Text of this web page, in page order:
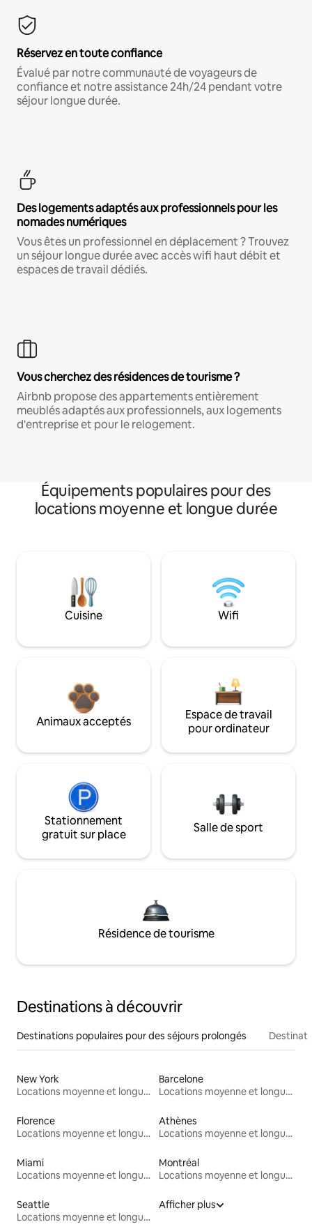
Réservez en toute confiance
Évalué par notre communauté de voyageurs de
confiance et notre assistance 24h/24 pendant votre
séjour longue durée.
Des logements adaptés aux professionnels pour les
nomades numériques
Vous êtes un professionnel en déplacement ? Trouvez
un séjour longue durée avec accès wifi haut débit et
espaces de travail dédiés.
Vous cherchez des résidences de tourisme ?
Airbnb propose des appartements entièrement
meublés adaptés aux professionnels, aux logements
d'entreprise et pour le relogement.
Équipements populaires pour des
locations moyenne et longue durée
Cuisine Wifi
Animaux acceptés
Espace de travail
pour ordinateur
Stationnement
gratuit sur place
Salle de sport
Résidence de tourisme
Destinations à découvrir
Destinations populaires pour des séjours prolongés
New York
Locations moyenne et longue durée
Barcelone
Locations moyenne et longue durée
Florence
Locations moyenne et longue durée
Athènes
Locations moyenne et longue durée
Miami
Locations moyenne et longue durée
Montréal
Locations moyenne et longue durée
Seattle
Locations moyenne et longue durée
Afficher plus